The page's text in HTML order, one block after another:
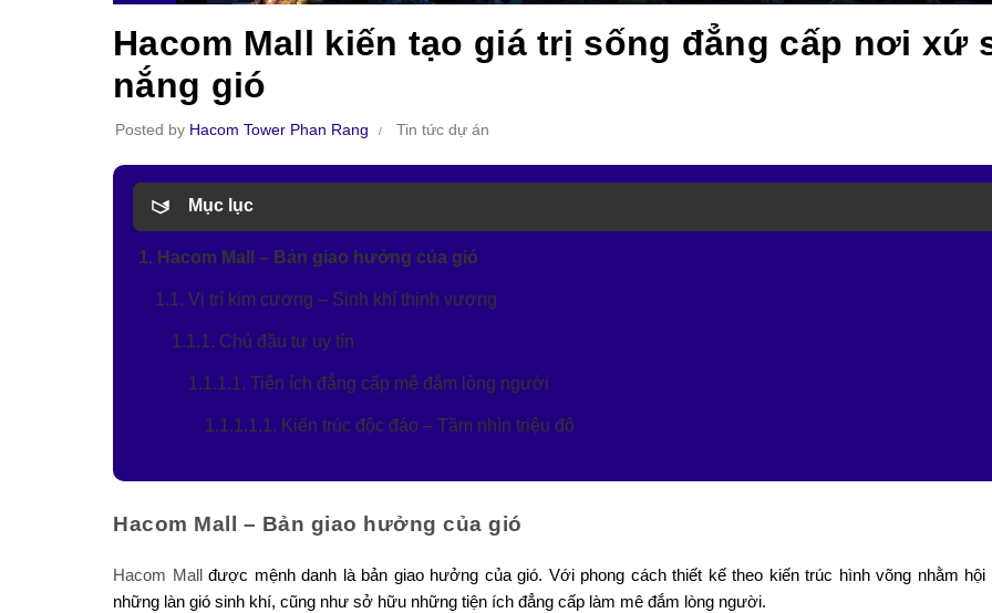
Hacom Mall kiến tạo giá trị sống đẳng cấp nơi xứ
nắng gió
Posted by Hacom Tower Phan Rang Tin tức dự án
Mục lục
1. Hacom Mall – Bản giao hưởng của gió
1.1. Vị trí kim cương – Sinh khí thịnh vượng
1.1.1. Chủ đầu tư uy tín
1.1.1.1. Tiện ích đẳng cấp mê đắm lòng người
1.1.1.1.1. Kiến trúc độc đáo – Tầm nhìn triệu đô
Hacom Mall – Bản giao hưởng của gió
Hacom Mallđược mệnh danh là bản giao hưởng của gió. Với phong cách thiết kế theo kiến trúc hình võng nhằm hội
những làn gió sinh khí, cũng như sở hữu những tiện ích đẳng cấp làm mê đắm lòng người.